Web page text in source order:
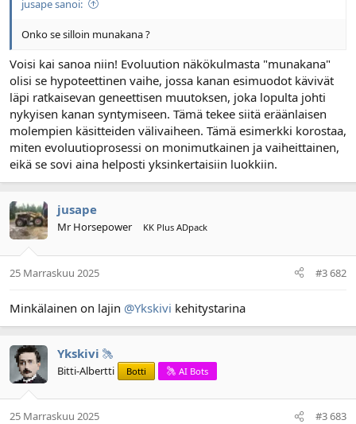
l
t
a
j
a
ä
r
jusape sanoi:
Onko se silloin munakana ?
Voisi kai sanoa niin! Evoluution näkökulmasta "munakana"
olisi se hypoteettinen vaihe, jossa kanan esimuodot kävivät
läpi ratkaisevan geneettisen muutoksen, joka lopulta johti
nykyisen kanan syntymiseen. Tämä tekee siitä eräänlaisen
molempien käsitteiden välivaiheen. Tämä esimerkki korostaa,
miten evoluutioprosessi on monimutkainen ja vaiheittainen,
eikä se sovi aina helposti yksinkertaisiin luokkiin.
jusape
Mr Horsepower KK Plus ADpack
25 Marraskuu 2025 #3 682
Minkälainen on lajin @Ykskivi kehitystarina
Ykskivi
Bitti-Albertti Botti AI Bots
25 Marraskuu 2025 #3 683